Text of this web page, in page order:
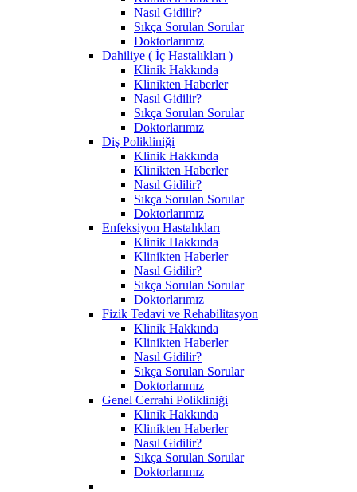
Nasıl Gidilir?
Sıkça Sorulan Sorular
Doktorlarımız
Dahiliye ( İç Hastalıkları )
Klinik Hakkında
Klinikten Haberler
Nasıl Gidilir?
Sıkça Sorulan Sorular
Doktorlarımız
Diş Polikliniği
Klinik Hakkında
Klinikten Haberler
Nasıl Gidilir?
Sıkça Sorulan Sorular
Doktorlarımız
Enfeksiyon Hastalıkları
Klinik Hakkında
Klinikten Haberler
Nasıl Gidilir?
Sıkça Sorulan Sorular
Doktorlarımız
Fizik Tedavi ve Rehabilitasyon
Klinik Hakkında
Klinikten Haberler
Nasıl Gidilir?
Sıkça Sorulan Sorular
Doktorlarımız
Genel Cerrahi Polikliniği
Klinik Hakkında
Klinikten Haberler
Nasıl Gidilir?
Sıkça Sorulan Sorular
Doktorlarımız